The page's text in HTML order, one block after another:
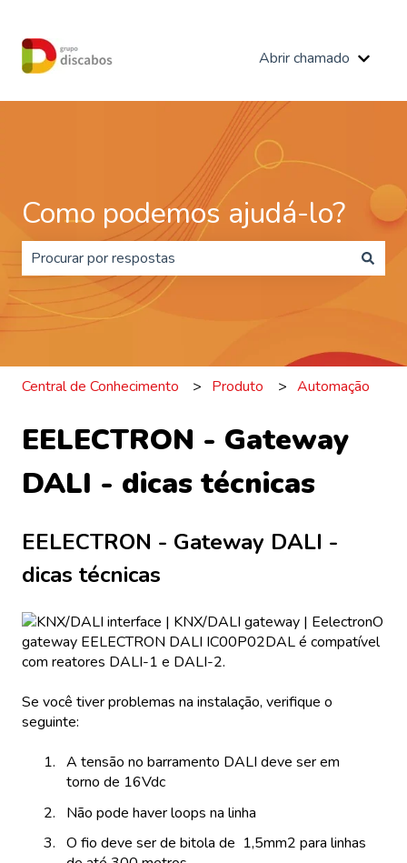
Abrir chamado
Como podemos ajudá-lo?
Não há sugestões porque o campo de pesquisa está
Central de Conhecimento Produto Automação
EELECTRON - Gateway
DALI - dicas técnicas
EELECTRON - Gateway DALI -
dicas técnicas
O
gateway EELECTRON DALI IC00P02DAL é compatível
com reatores DALI-1 e DALI-2.
Se você tiver problemas na instalação, verifique o
seguinte:
A tensão no barramento DALI deve ser em
torno de 16Vdc
Não pode haver loops na linha
O fio deve ser de bitola de 1,5mm2 para linhas